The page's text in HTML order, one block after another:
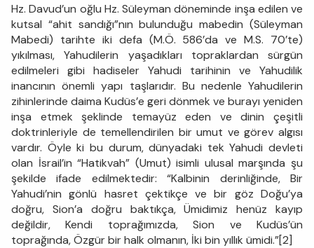
Hz. Davud’un oğlu Hz. Süleyman döneminde inşa edilen ve
kutsal “ahit sandığı”nın bulunduğu mabedin (Süleyman
Mabedi) tarihte iki defa (M.Ö. 586’da ve M.S. 70’te)
yıkılması, Yahudilerin yaşadıkları topraklardan sürgün
edilmeleri gibi hadiseler Yahudi tarihinin ve Yahudilik
inancının önemli yapı taşlarıdır. Bu nedenle Yahudilerin
zihinlerinde daima Kudüs’e geri dönmek ve burayı yeniden
inşa etmek şeklinde temayüz eden ve dinin çeşitli
doktrinleriyle de temellendirilen bir umut ve görev algısı
vardır. Öyle ki bu durum, dünyadaki tek Yahudi devleti
olan İsrail’in “Hatikvah” (Umut) isimli ulusal marşında şu
şekilde ifade edilmektedir: “Kalbinin derinliğinde, Bir
Yahudi’nin gönlü hasret çektikçe ve bir göz Doğu’ya
doğru, Sion’a doğru baktıkça, Ümidimiz henüz kayıp
değildir, Kendi toprağımızda, Sion ve Kudüs’ün
toprağında, Özgür bir halk olmanın, İki bin yıllık ümidi.”[2]